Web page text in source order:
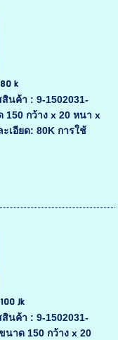
k
นค้า : 9-1502031-
150 กว้าง x 20 หนา x
เอียด: 80K การใช้
Jk
นค้า : 9-1502031-
นาด 150 กว้าง x 20